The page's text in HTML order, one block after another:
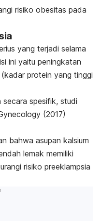
risiko obesitas pada
yang terjadi selama
ini yaitu peningkatan
protein yang tinggi
secara spesifik, studi
(2017)
bahwa asupan kalsium
lemak memiliki
risiko preeklampsia